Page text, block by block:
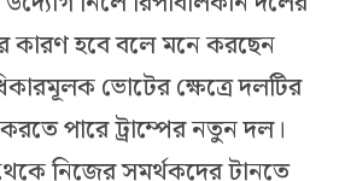
কারণ হবে বলে মনে করছেন
ভোটের ক্ষেত্রে দলটির
পারে ট্রাম্পের নতুন দল।
নিজের সমর্থকদের টানতে